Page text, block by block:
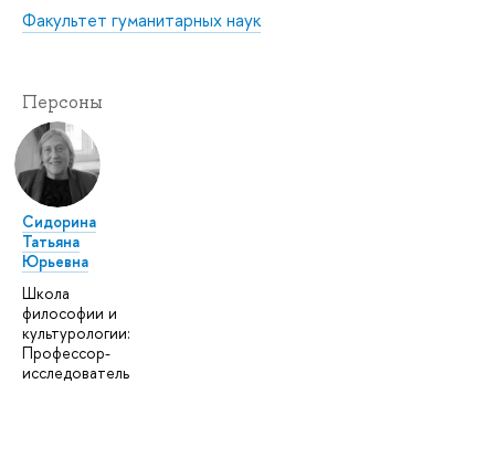
Факультет гуманитарных наук
Персоны
Сидорина
Татьяна
Юрьевна
Школа
философии и
культурологии:
Профессор-
исследователь